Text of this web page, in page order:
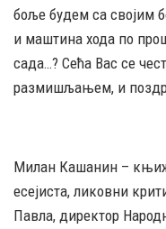
боље будем са својим
и маштина хода по
сада…? Сећа Вас се
размишљањем, и
Милан Кашанин –
есејиста, ликовни
Павла, директор